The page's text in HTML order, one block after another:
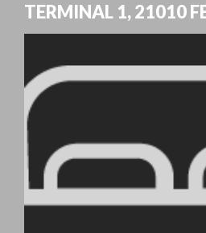
TERMINAL 1,21010